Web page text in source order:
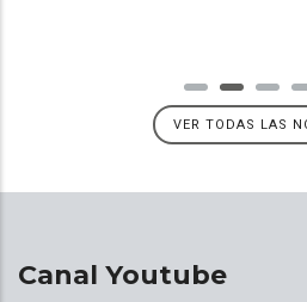
VER TODAS LAS
Canal Youtube